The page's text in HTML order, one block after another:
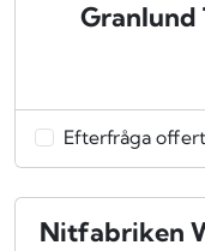
Granlund
Efterfråga offert
Nitfabriken